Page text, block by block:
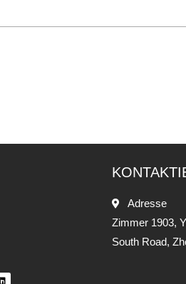
Adresse
Zimmer 1903,
South Road,